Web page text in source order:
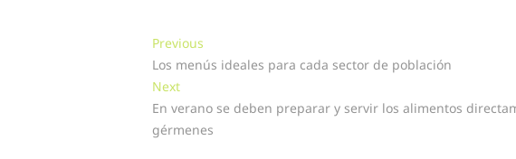
Navegación
de
entradas
Previous
post:
Los menús ideales para cada sector de población
NextNext
post:
En verano se deben preparar y servir los alimentos
gérmenes